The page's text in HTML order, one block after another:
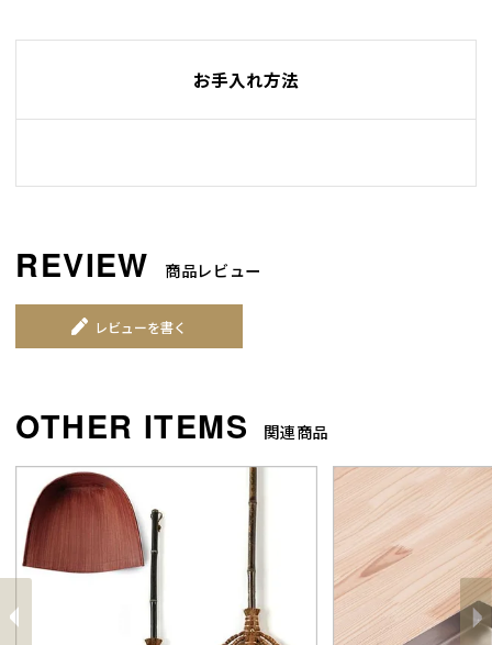
お手入れ方法
商品レビュー
レビューを書く
関連商品
前
へ 次
へ